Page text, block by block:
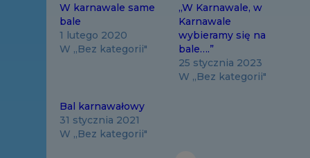
W karnawale same
bale
1 lutego 2020
W „Bez kategorii"
„W Karnawale, w
Karnawale
wybieramy się na
bale….”
25 stycznia 2023
W „Bez kategorii"
Bal karnawałowy
31 stycznia 2021
W „Bez kategorii"